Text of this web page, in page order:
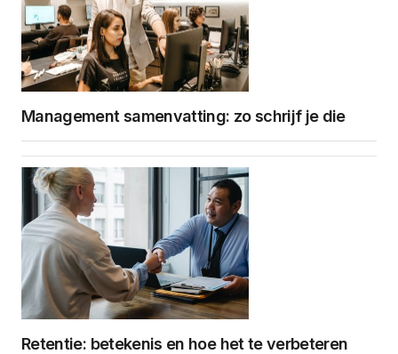
Management samenvatting: zo schrijf je die
Retentie: betekenis en hoe het te verbeteren